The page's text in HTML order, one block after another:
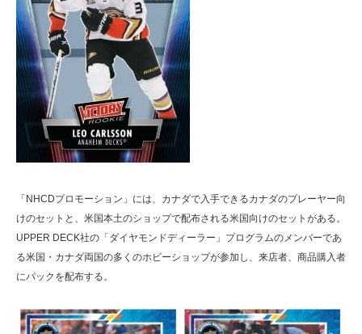
「NHCDプロモーション」には、カナダで入手できるカナダのプレーヤー向
けのセットと、米国本土のショップで配布される米国向けのセットがある。
UPPER DECK社の「ダイヤモンドディーラー」プログラムのメンバーであ
る米国・カナダ両国の多くのホビーショップが参加し、来店者、商品購入者
にパックを配布する。